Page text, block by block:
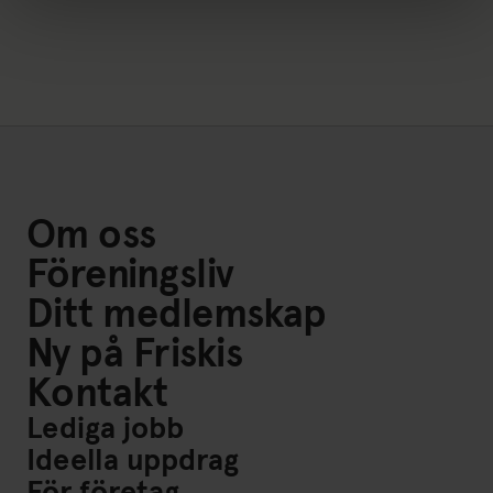
Om oss
Föreningsliv
Ditt medlemskap
Ny på Friskis
Kontakt
Lediga jobb
Ideella uppdrag